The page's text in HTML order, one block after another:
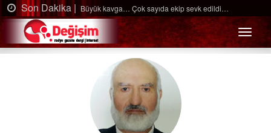
| Büyük kavga… Çok sayıda ekip sevk edildi… Son
Menü